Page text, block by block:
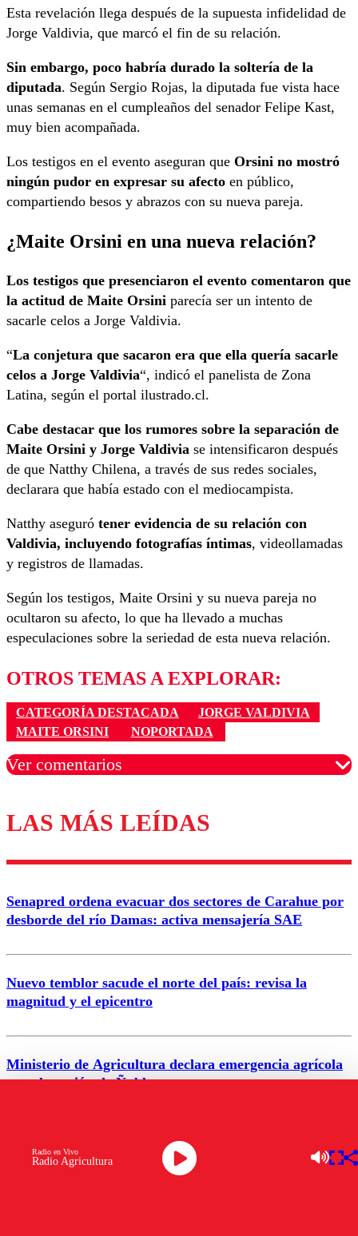
Esta revelación llega después de la supuesta infidelidad de
Jorge Valdivia, que marcó el fin de su relación.
Sin embargo, poco habría durado la soltería de la
diputada. Según Sergio Rojas, la diputada fue vista hace
unas semanas en el cumpleaños del senador Felipe Kast,
muy bien acompañada.
Los testigos en el evento aseguran que Orsini no mostró
ningún pudor en expresar su afecto en público,
compartiendo besos y abrazos con su nueva pareja.
¿Maite Orsini en una nueva relación?
Los testigos que presenciaron el evento comentaron que
la actitud de Maite Orsini parecía ser un intento de
sacarle celos a Jorge Valdivia.
“La conjetura que sacaron era que ella quería sacarle
celos a Jorge Valdivia“, indicó el panelista de Zona
Latina, según el portal ilustrado.cl.
Cabe destacar que los rumores sobre la separación de
Maite Orsini y Jorge Valdivia se intensificaron después
de que Natthy Chilena, a través de sus redes sociales,
declarara que había estado con el mediocampista.
Natthy aseguró tener evidencia de su relación con
Valdivia, incluyendo fotografías íntimas, videollamadas
y registros de llamadas.
Según los testigos, Maite Orsini y su nueva pareja no
ocultaron su afecto, lo que ha llevado a muchas
especulaciones sobre la seriedad de esta nueva relación.
OTROS TEMAS A EXPLORAR:
CATEGORÍA DESTACADA
JORGE VALDIVIA
MAITE ORSINI
NOPORTADA
Ver comentarios
Los comentarios son moderados para garantizar un
diálogo respetuoso.
Correo
LAS MÁS LEÍDAS
Senapred ordena evacuar dos sectores de Carahue por
desborde del río Damas: activa mensajería SAE
Nuevo temblor sacude el norte del país: revisa la
magnitud y el epicentro
Ministerio de Agricultura declara emergencia agrícola
para la región de Ñuble
Alerta por calor extremo: Senapred activa Alerta
Temprana Preventiva en tres comunas
Radio Agricultura
Radio en Vivo